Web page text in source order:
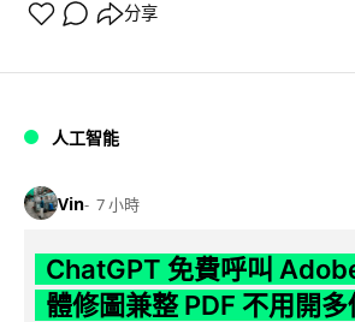
分享
人工智能
Vin 7 小時
ChatGPT 免費呼叫
體修圖兼整 PDF 不用開